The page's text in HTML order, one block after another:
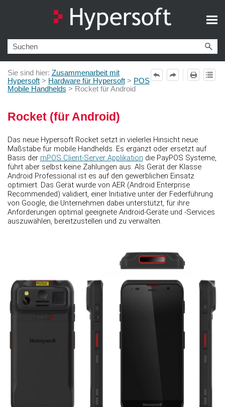
Zu Hauptinhalt springen
Sie sind hier: Zusammenarbeit mit
Hypersoft> Hardware für Hypersoft> POS
Mobile Handhelds > Rocket für Android
Rocket (für Android)
Das neue Hypersoft Rocket setzt in vielerlei Hinsicht neue
Maßstäbe für mobile Handhelds. Es ergänzt oder ersetzt auf
Basis der mPOS Client-Server Applikation die PayPOS Systeme,
führt aber selbst keine Zahlungen aus. Als Gerät der Klasse
Android Professional ist es auf den gewerblichen Einsatz
optimiert. Das Gerät wurde von AER (Android Enterprise
Recommended) validiert, einer Initiative unter der Federführung
von Google, die Unternehmen dabei unterstützt, für ihre
Anforderungen optimal geeignete Android-Geräte und -Services
auszuwählen, bereitzustellen und zu verwalten.